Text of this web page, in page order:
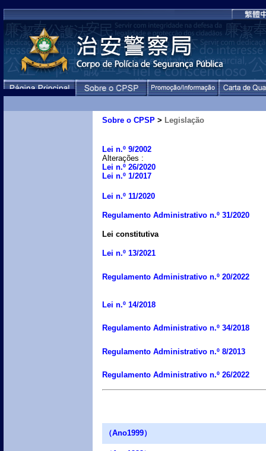
Sobre o CPSP> Legislação
Lei n.º 9/2002
Alterações :
Lei n.º 26/2020
Lei n.º 1/2017
Lei n.º 11/2020
Regulamento Administrativo n.º 31/2020
Lei constitutiva
Lei n.º 13/2021
Regulamento Administrativo n.º 20/2022
Lei n.º 14/2018
Regulamento Administrativo n.º 34/2018
Regulamento Administrativo n.º 8/2013
Regulamento Administrativo n.º 26/2022
（Ano1999）